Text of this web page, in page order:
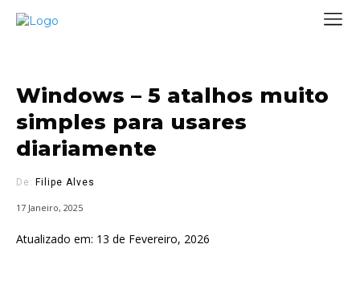
Windows – 5 atalhos muito
simples para usares
diariamente
De: Filipe Alves
17 Janeiro, 2025
Atualizado em: 13 de Fevereiro, 2026